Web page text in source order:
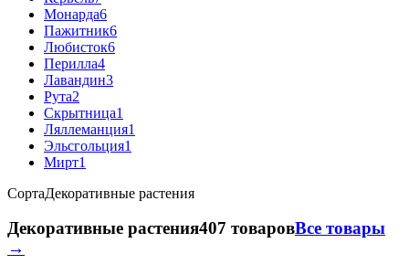
Монарда6
Пажитник6
Любисток6
Перилла4
Лавандин3
Рута2
Скрытница1
Ляллеманция1
Эльсгольция1
Мирт1
СортаДекоративные растения
Декоративные растения407 товаровВсе товары
→